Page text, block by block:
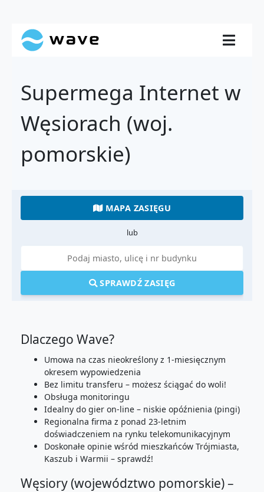
Supermega Internet w
Węsiorach (woj.
pomorskie)
MAPA ZASIĘGU
lub
SPRAWDŹ ZASIĘG
Dlaczego Wave?
Umowa na czas nieokreślony z 1-miesięcznym
okresem wypowiedzenia
Bez limitu transferu – możesz ściągać do woli!
Obsługa monitoringu
Idealny do gier on-line – niskie opóźnienia (pingi)
Regionalna firma z ponad 23-letnim
doświadczeniem na rynku telekomunikacyjnym
Doskonałe opinie wśród mieszkańców Trójmiasta,
Kaszub i Warmii – sprawdź!
Węsiory (województwo pomorskie) –